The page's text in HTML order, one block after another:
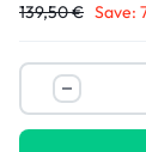
139,50€ Save: